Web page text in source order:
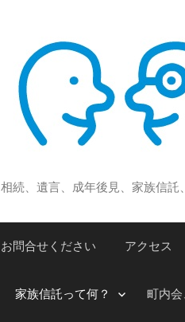
相続、遺言、成年後見、家族信
お問合せください アクセス
家族信託って何？ 町内